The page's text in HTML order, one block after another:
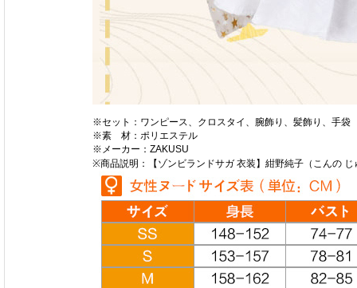
※セット：ワンピース、クロスタイ、腕飾り、髪飾り、手袋
※素 材：ポリエステル
※メーカー：ZAKUSU
※商品説明：【ゾンビランドサガ 衣装】紺野純子（こんの